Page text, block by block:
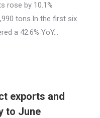
rose by 10.1%
tons.In the first six
a 42.6% YoY…
exports and
to June